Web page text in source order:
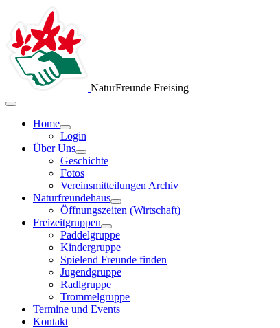
NaturFreunde Freising
Home
Login
Über Uns
Geschichte
Fotos
Vereinsmitteilungen Archiv
Naturfreundehaus
Öffnungszeiten (Wirtschaft)
Freizeitgruppen
Paddelgruppe
Kindergruppe
Spielend Freunde finden
Jugendgruppe
Radlgruppe
Trommelgruppe
Termine und Events
Kontakt